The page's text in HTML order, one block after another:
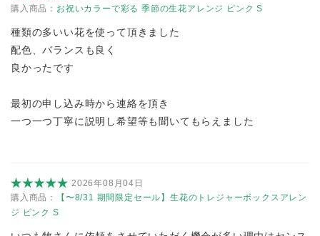
購入商品： お祝いカラーで彩る 季節の生花アレンジ ピンク S
種類の多いい花を使って頂きました
配色、バランスも良く
良かったです
最初の申し込み時から連絡を頂き
一つ一つ丁寧に説明し希望等も聞いてもらえました
2026年08月04日
購入商品：
【〜8/31 期間限定セール】生花のトレジャーボックスアレン
ジ ピンク S